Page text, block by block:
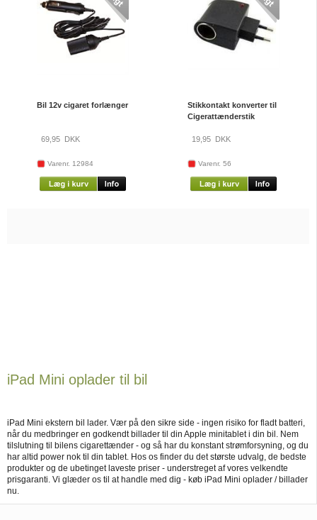
Bil 12v cigaret forlænger
69,95DKK
Varenr. 12984
Stikkontakt konverter til
Cigerattænderstik
19,95 DKK
Varenr. 56
iPad Mini oplader til bil
iPad Mini ekstern bil lader. Vær på den sikre side - ingen risiko for fladt batteri,
når du medbringer en godkendt billader til din Apple minitablet i din bil. Nem
tilslutning til bilens cigarettænder - og så har du konstant strømforsyning, og du
har altid power nok til din tablet. Hos os finder du det største udvalg, de bedste
produkter og de ubetinget laveste priser - understreget af vores velkendte
prisgaranti. Vi glæder os til at handle med dig - køb iPad Mini oplader / billader
nu.